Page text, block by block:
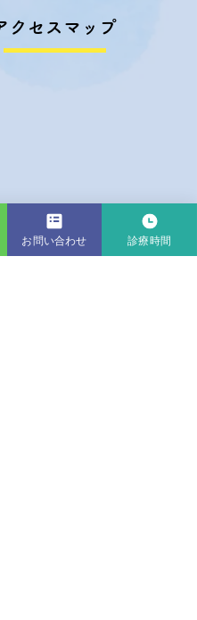
クセスマップ
お問い合わせ 診療時間